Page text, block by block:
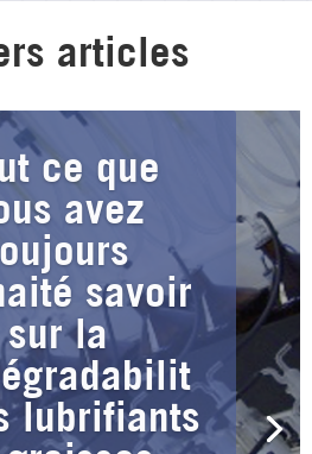
articles
INDUSTRIE
de fluides au service